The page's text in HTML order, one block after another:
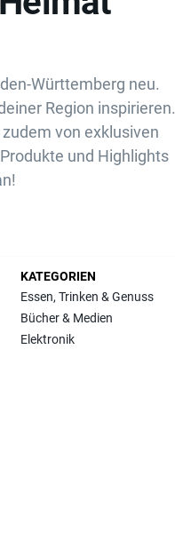
Württemberg neu.
Region inspirieren.
von exklusiven
und Highlights
KATEGORIEN
Essen, Trinken & Genuss
Bücher & Medien
Elektronik